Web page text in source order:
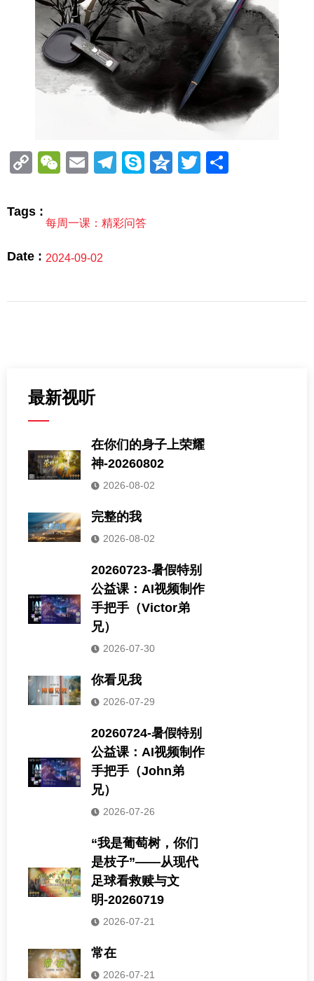
CopyWeChat
EmailTelegram
SkypeQzoneTwitter
Tags :
每周一课：精彩问答
Date : 2024-09-02
最新视听
在你们的身子上荣耀
神-20260802
2026-08-02
完整的我
2026-08-02
20260723-暑假特别
公益课：AI视频制作
手把手（Victor弟
兄）
2026-07-30
你看见我
2026-07-29
20260724-暑假特别
公益课：AI视频制作
手把手（John弟
兄）
2026-07-26
“我是葡萄树，你们
是枝子”——从现代
足球看救赎与文
明-20260719
2026-07-21
常在
2026-07-21